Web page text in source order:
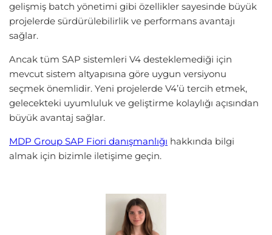
gelişmiş batch yönetimi gibi özellikler sayesinde büyük
projelerde sürdürülebilirlik ve performans avantajı
sağlar.
Ancak tüm SAP sistemleri V4 desteklemediği için
mevcut sistem altyapısına göre uygun versiyonu
seçmek önemlidir. Yeni projelerde V4’ü tercih etmek,
gelecekteki uyumluluk ve geliştirme kolaylığı açısından
büyük avantaj sağlar.
MDP Group SAP Fiori danışmanlığı hakkında bilgi
almak için bizimle iletişime geçin.